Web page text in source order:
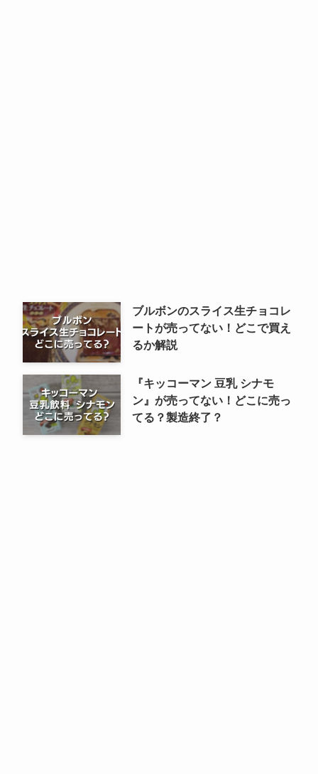
ブルボンのスライス生チョコレ
ートが売ってない！どこで買え
るか解説
『キッコーマン 豆乳 シナモ
ン』が売ってない！どこに売っ
てる？製造終了？